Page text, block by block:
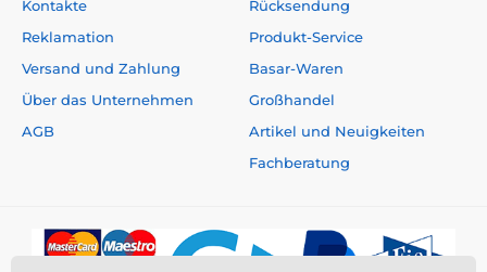
Kontakte
Reklamation
Versand und Zahlung
Über das Unternehmen
AGB
Rücksendung
Produkt-Service
Basar-Waren
Großhandel
Artikel und Neuigkeiten
Fachberatung